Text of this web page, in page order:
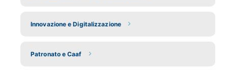
Innovazione e Digitalizzazione
Patronato e Caaf